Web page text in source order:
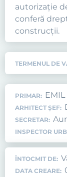
autorizaţie
conferă
construcţii.
TERMENUL DE
PRIMAR: EMIL
ARHITECT ȘEF:
SECRETAR:
INSPECTOR
ÎNTOCMIT DE:
DATA CREARE: